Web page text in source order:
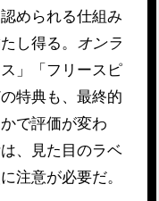
められる仕組み
し得る。 オンラ
」「フリースピ
特典も、最終的
で評価が変わ
、見た目のラベ
注意が必要だ。